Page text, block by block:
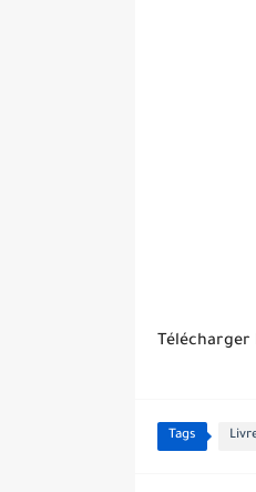
Télécharger
Tags